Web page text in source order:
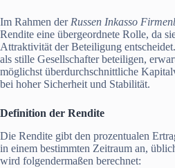
Im Rahmen der Russen Inkasso
Rendite eine übergeordnete Rolle, da
Attraktivität der Beteiligung
als stille Gesellschafter beteiligen,
möglichst überdurchschnittliche
bei hoher Sicherheit und Stabilität.
Definition der Rendite
Die Rendite gibt den prozentualen
in einem bestimmten Zeitraum an,
wird folgendermaßen berechnet: